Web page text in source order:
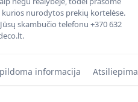
nurodytos prekių kortelėse.
skambučio telefonu +370 632
informacija